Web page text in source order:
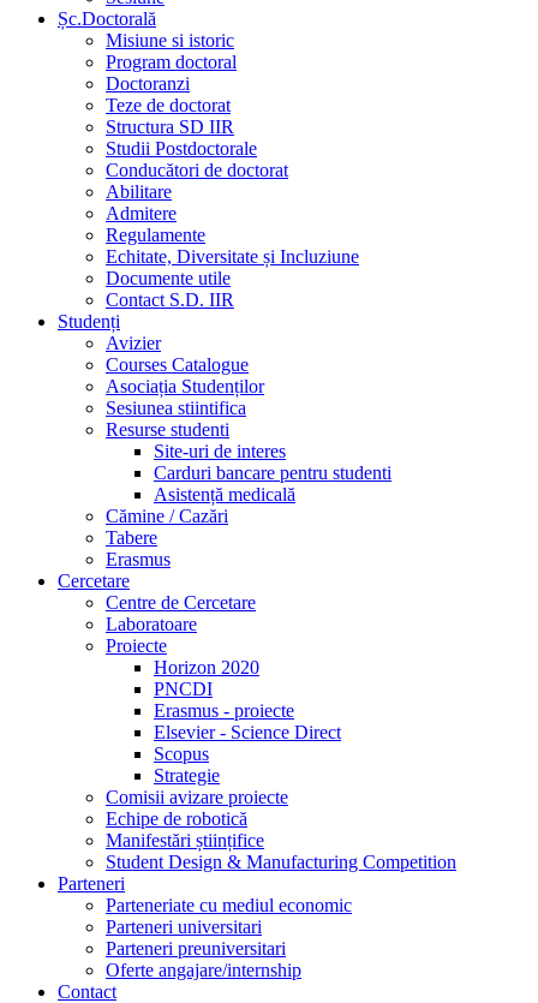
Șc.Doctorală
Misiune si istoric
Program doctoral
Doctoranzi
Teze de doctorat
Structura SD IIR
Studii Postdoctorale
Conducători de doctorat
Abilitare
Admitere
Regulamente
Echitate, Diversitate și Incluziune
Documente utile
Contact S.D. IIR
Studenți
Avizier
Courses Catalogue
Asociația Studenților
Sesiunea stiintifica
Resurse studenti
Site-uri de interes
Carduri bancare pentru studenti
Asistență medicală
Cămine / Cazări
Tabere
Erasmus
Cercetare
Centre de Cercetare
Laboratoare
Proiecte
Horizon 2020
PNCDI
Erasmus - proiecte
Elsevier - Science Direct
Scopus
Strategie
Comisii avizare proiecte
Echipe de robotică
Manifestări științifice
Student Design & Manufacturing Competition
Parteneri
Parteneriate cu mediul economic
Parteneri universitari
Parteneri preuniversitari
Oferte angajare/internship
Contact